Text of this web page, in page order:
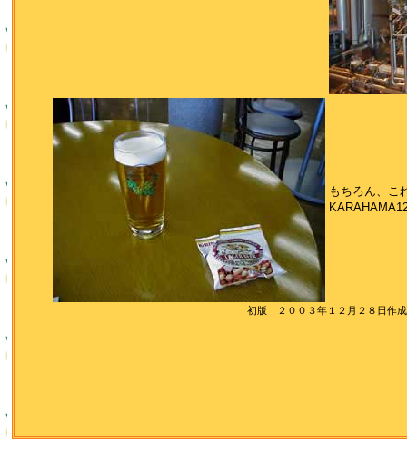
もちろん、こ
初版 ２００３年１２月２８日作成